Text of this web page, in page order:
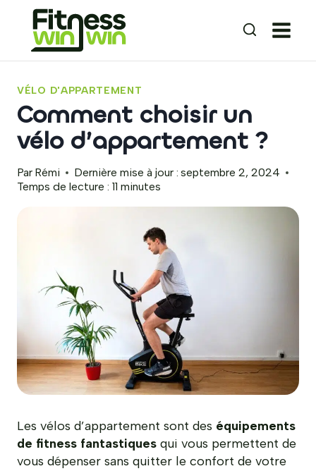
contenu
VÉLO D'APPARTEMENT
Comment choisir un
vélo d’appartement ?
Par Rémi Dernière mise à jour : septembre 2, 2024
Temps de lecture : 11 minutes
Les vélos d’appartement sont des équipements
de fitness fantastiques qui vous permettent de
vous dépenser sans quitter le confort de votre